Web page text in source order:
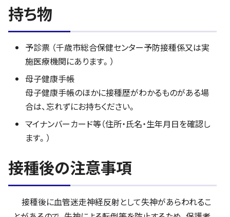
持ち物
予診票 （千歳市総合保健センター予防接種係又は実
施医療機関にあります。）
母子健康手帳
母子健康手帳のほかに接種歴がわかるものがある場
合は、忘れずにお持ちください。
マイナンバーカード等（住所・氏名・生年月日を確認し
ます。）
接種後の注意事項
接種後に血管迷走神経反射として失神があらわれるこ